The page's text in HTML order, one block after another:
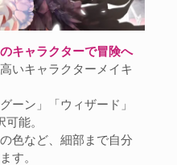
キャラクターで冒険へ
いキャラクターメイキ
ーン」「ウィザード」
能。
色など、細部まで自分
す。